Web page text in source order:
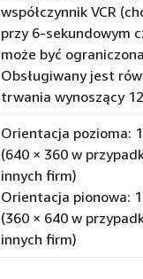
współczynnik VCR
przy 6-sekundowym
może być
Obsługiwany jest
trwania wynoszący
Orientacja pozioma:
(640 × 360 w
innych firm)
Orientacja pionowa:
(360 × 640 w
innych firm)